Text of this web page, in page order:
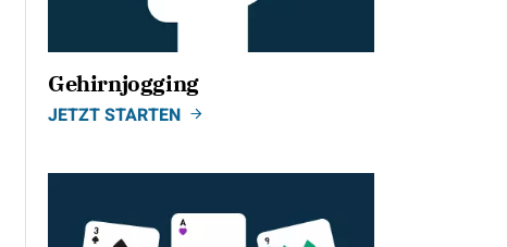
Gehirnjogging
JETZT STARTEN